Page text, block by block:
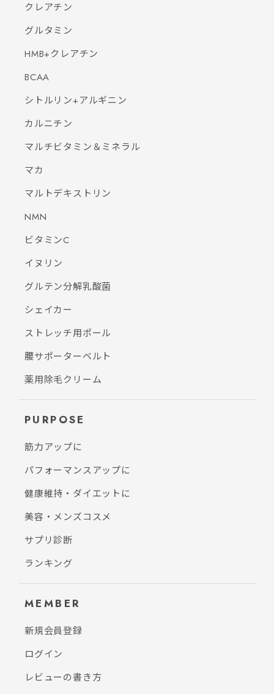
クレアチン
グルタミン
HMB+クレアチン
BCAA
シトルリン+アルギニン
カルニチン
マルチビタミン＆ミネラル
マカ
マルトデキストリン
NMN
ビタミンC
イヌリン
グルテン分解乳酸菌
シェイカー
ストレッチ用ポール
腰サポーターベルト
薬用除毛クリーム
PURPOSE
筋力アップに
パフォーマンスアップに
健康維持・ダイエットに
美容・メンズコスメ
サプリ診断
ランキング
MEMBER
新規会員登録
ログイン
レビューの書き方